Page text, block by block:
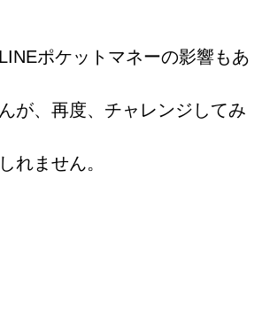
ポケットマネーの影響もあ
が、再度、チャレンジしてみ
れません。